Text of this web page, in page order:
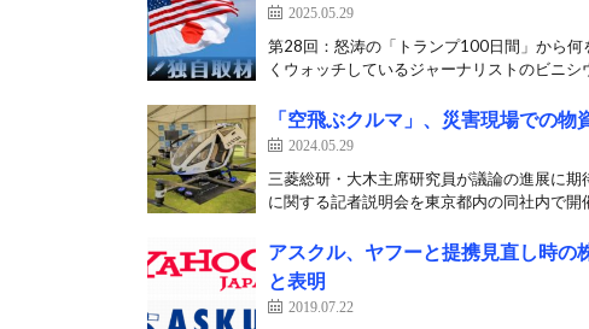
2025.05.29
第28回：怒涛の「トランプ100日間」から
くウォッチしているジャーナリストのビニシ
「空飛ぶクルマ」、災害現場での
2024.05.29
三菱総研・大木主席研究員が議論の進展に
に関する記者説明会を東京都内の同社内で開
アスクル、ヤフーと提携見直し時の
と表明
2019.07.22